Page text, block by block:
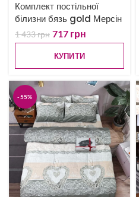
Комплект постільної
білизни бязь gold Мерсін
1 433грн 717 грн
КУПИТИ
-55%